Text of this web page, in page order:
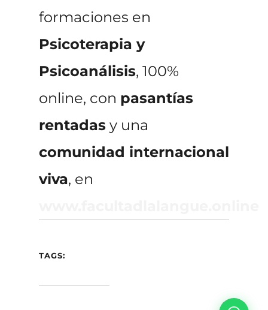
formaciones en
Psicoterapia y
Psicoanálisis, 100%
online, con pasantías
rentadas y una
comunidad internacional
viva, en
TAGS: